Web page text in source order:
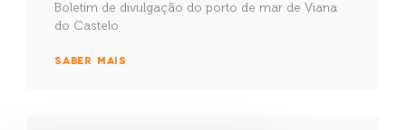
Boletim de divulgação do porto de mar de Viana
do Castelo
SABER MAIS